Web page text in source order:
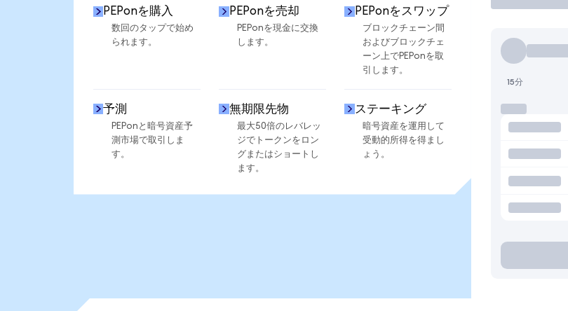
PEPonを購入
数回のタップで始め
られます。
PEPonを売却
PEPonを現金に交換
します。
PEPonをスワップ
ブロックチェーン間
およびブロックチェ
ーン上でPEPonを取
引します。
予測
PEPonと暗号資産予
測市場で取引しま
す。
無期限先物
最大50倍のレバレッ
ジでトークンをロン
グまたはショートし
ます。
ステーキング
暗号資産を運用して
受動的所得を得まし
ょう。
15分